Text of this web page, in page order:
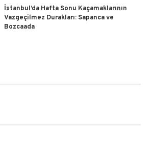
İstanbul’da Hafta Sonu Kaçamaklarının
Vazgeçilmez Durakları: Sapanca ve
Bozcaada